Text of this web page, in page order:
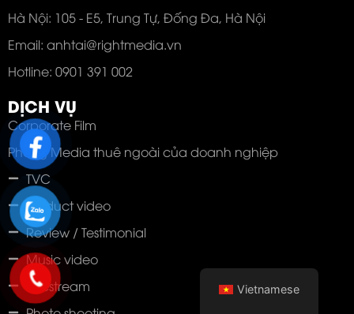
Hà Nội: 105 - E5, Trung Tự, Đống Đa, Hà Nội
Email: anhtai@rightmedia.vn
Hotline: 0901 391 002
DỊCH VỤ
Corporate Film
Phòng Media thuê ngoài của doanh nghiệp
TVC
Product video
Review / Testimonial
Music video
Livestream
Vietnamese